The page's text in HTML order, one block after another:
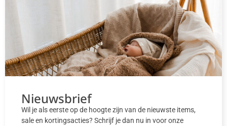
Nieuwsbrief
Wil je als eerste op de hoogte zijn van de nieuwste items,
sale en kortingsacties? Schrijf je dan nu in voor onze